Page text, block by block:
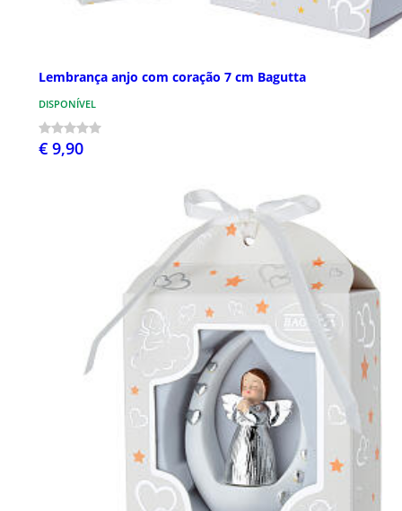
Lembrança anjo com coração 7 cm Bagutta
DISPONÍVEL
€ 9,90